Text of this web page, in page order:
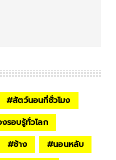
#สัตว์นอนกี่ชั่วโมง
งรอบรู้ทั่วโลก
#ช้าง #นอนหลับ